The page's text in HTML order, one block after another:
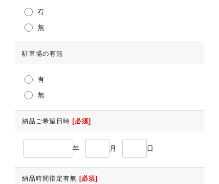
有
無
駐車場の有無
有
無
納品ご希望日時 [必須]
年 月 日
納品時間指定有無 [必須]